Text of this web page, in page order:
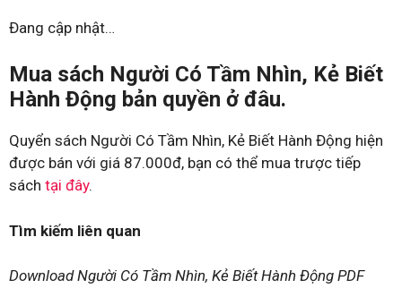
Đang cập nhật…
Mua sách Người Có Tầm Nhìn, Kẻ Biết
Hành Động bản quyền ở đâu.
Quyển sách Người Có Tầm Nhìn, Kẻ Biết Hành Động hiện
được bán với giá 87.000đ, bạn có thể mua trược tiếp
sách tại đây.
Tìm kiếm liên quan
Download Người Có Tầm Nhìn, Kẻ Biết Hành Động PDF